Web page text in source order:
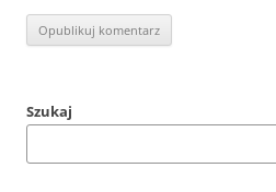
Szukaj